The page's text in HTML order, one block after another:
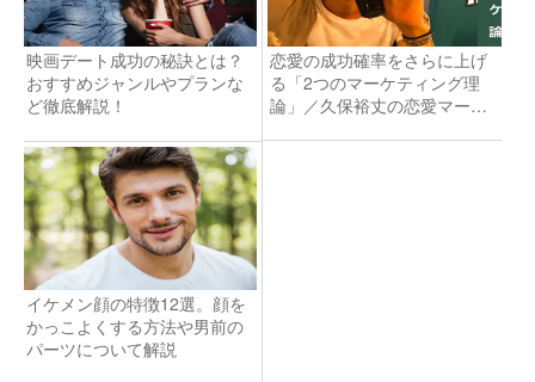
映画デート成功の秘訣とは？
おすすめジャンルやプランな
ど徹底解説！
恋愛の成功確率をさらに上げ
る「2つのマーケティング理
論」／久保裕丈の恋愛マーケ
イケメン顔の特徴12選。顔を
かっこよくする方法や男前の
パーツについて解説